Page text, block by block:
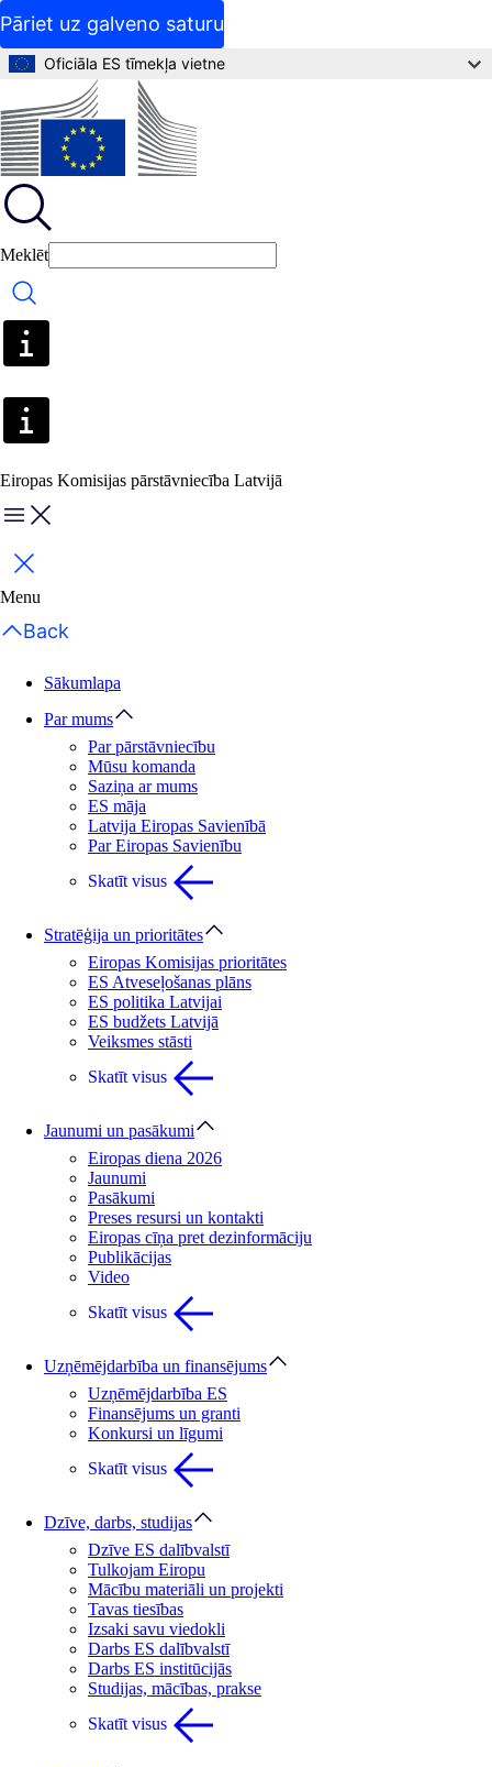
Pāriet uz galveno saturu
Oficiāla ES tīmekļa vietne
Meklēt
Meklēt
Eiropas Komisijas pārstāvniecība Latvijā
Menu
Aizvērt
Menu
Back
Sākumlapa
Par mums
Par pārstāvniecību
Mūsu komanda
Saziņa ar mums
ES māja
Latvija Eiropas Savienībā
Par Eiropas Savienību
Skatīt visus
Stratēģija un prioritātes
Eiropas Komisijas prioritātes
ES Atveseļošanas plāns
ES politika Latvijai
ES budžets Latvijā
Veiksmes stāsti
Skatīt visus
Jaunumi un pasākumi
Eiropas diena 2026
Jaunumi
Pasākumi
Preses resursi un kontakti
Eiropas cīņa pret dezinformāciju
Publikācijas
Video
Skatīt visus
Uzņēmējdarbība un finansējums
Uzņēmējdarbība ES
Finansējums un granti
Konkursi un līgumi
Skatīt visus
Dzīve, darbs, studijas
Dzīve ES dalībvalstī
Tulkojam Eiropu
Mācību materiāli un projekti
Tavas tiesības
Izsaki savu viedokli
Darbs ES dalībvalstī
Darbs ES institūcijās
Studijas, mācības, prakse
Skatīt visus